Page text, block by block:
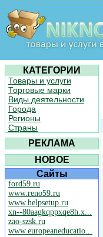
КАТЕГОРИИ
Товары и услуги
Торговые марки
Виды деятельности
Города
Регионы
Страны
РЕКЛАМА
НОВОЕ
Сайты
ford59.ru
www.reno59.ru
www.helpsetup.ru
xn--80aagkqppxqe8h.x...
zao-szsk.ru
www.europeaneducatio...